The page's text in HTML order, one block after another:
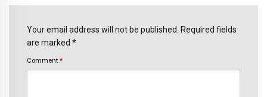
Your email address will not be published. Required fields
are marked *
Comment *